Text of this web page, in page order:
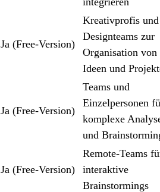
Ja (Free-Version)
Kreativprofis und
Designteams zur
Organisation von
Ideen und
Ja (Free-Version)
Teams und
Einzelpersonen
komplexe
und
Ja (Free-Version)
Remote-Teams
interaktive
Brainstormings